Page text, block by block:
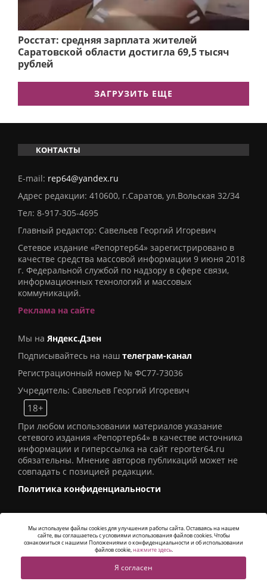
Росстат: средняя зарплата жителей
Саратовской области достигла 69,5 тысяч
рублей
ЗАГРУЗИТЬ ЕЩЕ
КОНТАКТЫ
E-mail: rep64@yandex.ru
Адрес редакции: 410600, г.Саратов, ул.Вольская 32/34
Тел: 8-917-305-4695
Главный редактор: Савельев Георгий Игоревич
Сетевое издание «Репортер64» зарегистрировано в
качестве средства массовой информации 9 июня 2018
г. Федеральной службой по надзору в сфере связи,
информационных технологий и массовых
коммуникаций.
Реклама на сайте
Мы на Яндекс.Дзен
Подписывайтесь на наш телеграм-канал
Регистрационный номер № ФС77-73036
Учредитель: Савельев Георгий Игоревич
18+
При любом использовании материалов указание
сетевого издания «Репортер64» в качестве источника
информации и гиперссылка на сайт reporter64.ru
обязательны. Мнение авторов публикаций может не
совпадать с позицией редакции.
Политика конфиденциальности
© 2016СИ «Репортер64». Все права защищены -
Alatis Studio
Мы используем файлы cookies для улучшения работы сайта. Оставаясь на нашем
сайте, вы соглашаетесь с условиями использования файлов cookies. Чтобы
ознакомиться с нашими Положениями о конфиденциальности и об использовании
файлов cookie,нажмите здесь.
Я согласен